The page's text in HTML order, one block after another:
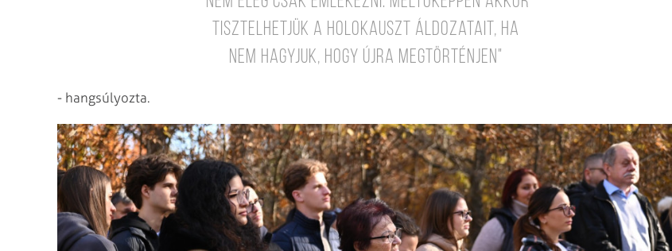
tisztelhetjük a holokauszt áldozatait, ha
nem hagyjuk, hogy újra megtörténjen"
- hangsúlyozta.